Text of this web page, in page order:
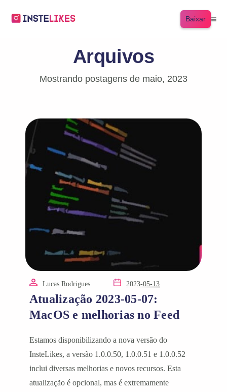
Baixar
Arquivos
Mostrando postagens de maio, 2023
Lucas Rodrigues 2023-05-13
Atualização 2023-05-07:
MacOS e melhorias no Feed
Estamos disponibilizando a nova versão do
InsteLikes, a versão 1.0.0.50, 1.0.0.51 e 1.0.0.52
inclui diversas melhorias e novos recursos. Esta
atualização é opcional, mas é extremamente